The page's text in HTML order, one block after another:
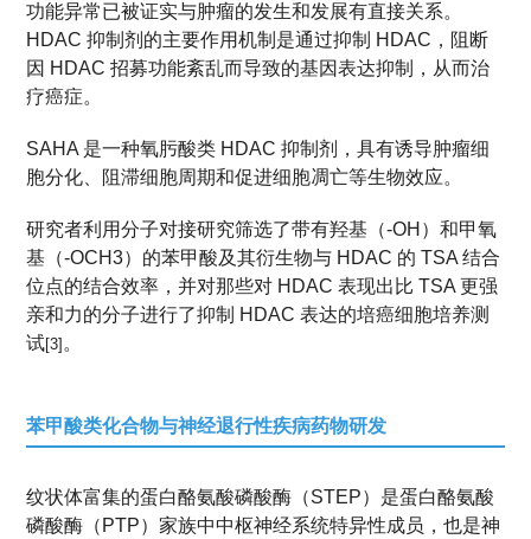
功能异常已被证实与肿瘤的发生和发展有直接关系。
HDAC 抑制剂的主要作用机制是通过抑制 HDAC，阻断
因 HDAC 招募功能紊乱而导致的基因表达抑制，从而治
疗癌症。
SAHA 是一种氧肟酸类 HDAC 抑制剂，具有诱导肿瘤细
胞分化、阻滞细胞周期和促进细胞凋亡等生物效应。
研究者利用分子对接研究筛选了带有羟基（-OH）和甲氧
基（-OCH3）的苯甲酸及其衍生物与 HDAC 的 TSA 结合
位点的结合效率，并对那些对 HDAC 表现出比 TSA 更强
亲和力的分子进行了抑制 HDAC 表达的培癌细胞培养测
试[3] 。
苯甲酸类化合物与神经退行性疾病药物研发
纹状体富集的蛋白酪氨酸磷酸酶（STEP）是蛋白酪氨酸
磷酸酶（PTP）家族中中枢神经系统特异性成员，也是神